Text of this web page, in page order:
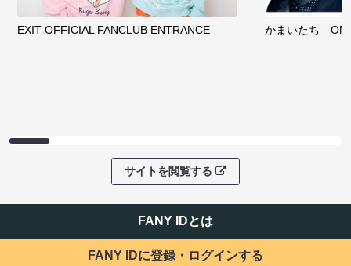
EXIT OFFICIAL FANCLUB ENTRANCE かまいたち
サイトを閲覧する
FANY IDとは
FANY IDに登録・ログインする